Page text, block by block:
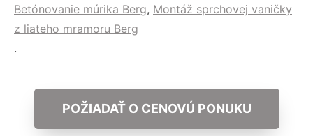
Betónovanie múrika Berg, Montáž sprchovej vaničky
z liateho mramoru Berg
.
POŽIADAŤ O CENOVÚ PONUKU